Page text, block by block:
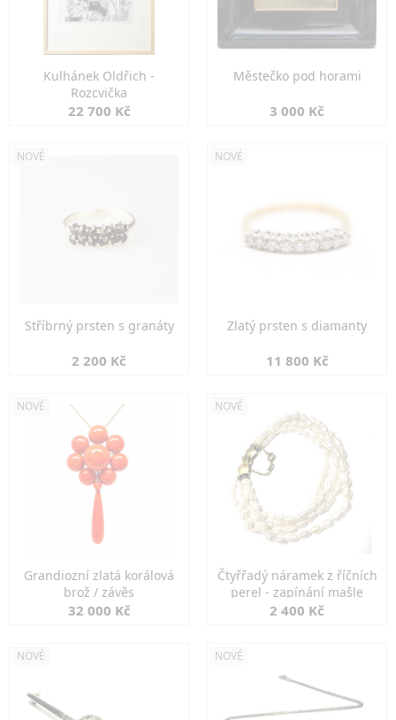
Kulhánek Oldřich -
Rozcvička
22 700 Kč
Městečko pod horami
3 000 Kč
NOVÉ
Stříbrný prsten s granáty
2 200 Kč
NOVÉ
Zlatý prsten s diamanty
11 800 Kč
NOVÉ
Grandiozní zlatá korálová
brož / závěs
32 000 Kč
NOVÉ
Čtyřřadý náramek z říčních
perel - zapínání mašle
2 400 Kč
NOVÉ NOVÉ